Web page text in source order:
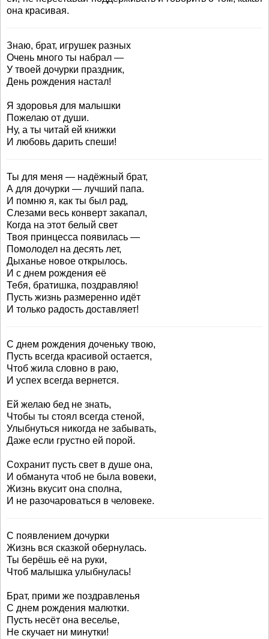
она красивая.
Знаю, брат, игрушек разных
Очень много ты набрал —
У твоей дочурки праздник,
День рождения настал!
Я здоровья для малышки
Пожелаю от души.
Ну, а ты читай ей книжки
И любовь дарить спеши!
Ты для меня — надёжный брат,
А для дочурки — лучший папа.
И помню я, как ты был рад,
Слезами весь конверт закапал,
Когда на этот белый свет
Твоя принцесса появилась —
Помолодел на десять лет,
Дыханье новое открылось.
И с днем рождения её
Тебя, братишка, поздравляю!
Пусть жизнь размеренно идёт
И только радость доставляет!
С днем рождения доченьку твою,
Пусть всегда красивой остается,
Чтоб жила словно в раю,
И успех всегда вернется.
Ей желаю бед не знать,
Чтобы ты стоял всегда стеной,
Улыбнуться никогда не забывать,
Даже если грустно ей порой.
Сохранит пусть свет в душе она,
И обманута чтоб не была вовеки,
Жизнь вкусит она сполна,
И не разочароваться в человеке.
С появлением дочурки
Жизнь вся сказкой обернулась.
Ты берёшь её на руки,
Чтоб малышка улыбнулась!
Брат, прими же поздравленья
С днем рождения малютки.
Пусть несёт она веселье,
Не скучает ни минутки!